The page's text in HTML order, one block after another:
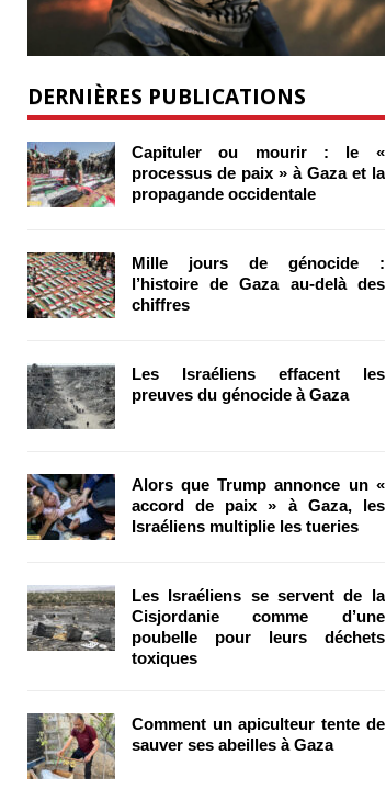
DERNIÈRES PUBLICATIONS
Capituler ou mourir : le «
processus de paix » à Gaza et la
propagande occidentale
Mille jours de génocide :
l’histoire de Gaza au-delà des
chiffres
Les Israéliens effacent les
preuves du génocide à Gaza
Alors que Trump annonce un «
accord de paix » à Gaza, les
Israéliens multiplie les tueries
Les Israéliens se servent de la
Cisjordanie comme d’une
poubelle pour leurs déchets
toxiques
Comment un apiculteur tente de
sauver ses abeilles à Gaza